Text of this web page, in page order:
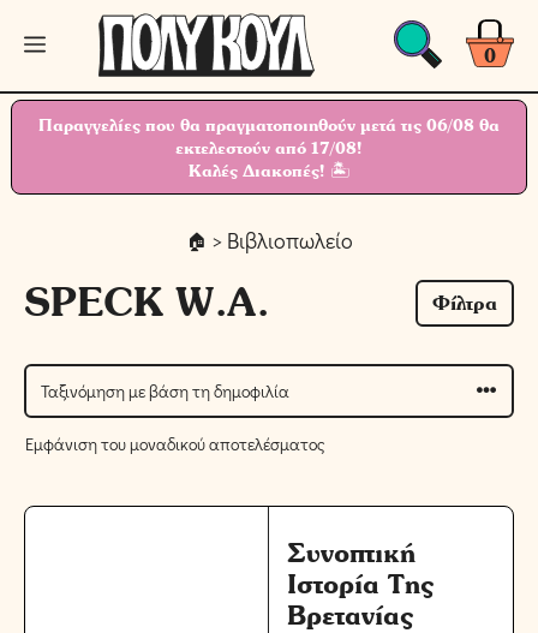
Μετάβαση
περιεχόμενο
0
Μενού
Παραγγελίες που θα πραγματοποιηθούν μετά τις 06/08 θα
εκτελεστούν από 17/08!
Καλές Διακοπές! 🏝
> Βιβλιοπωλείο
SPECK W.A. Φίλτρα
Εμφάνιση του μοναδικού αποτελέσματος
Συνοπτική
Ιστορία Της
Βρετανίας